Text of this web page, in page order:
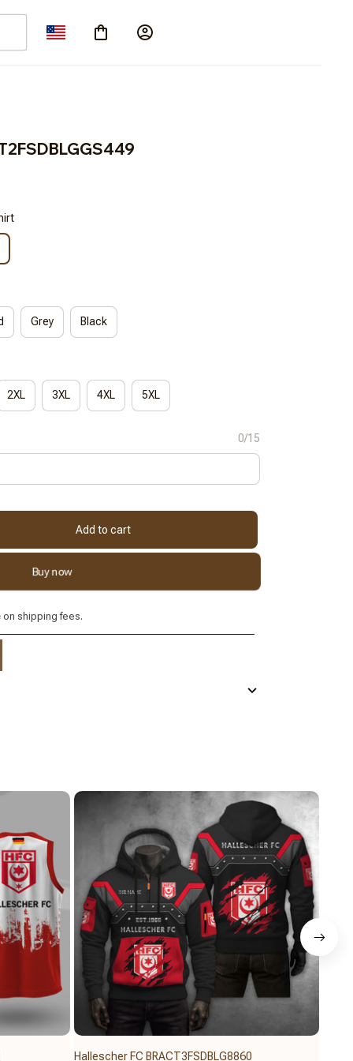
Grey Black
2XL 3XL 4XL 5XL
0/15
Add to cart
Buy now
on shipping fees.
Hallescher FC BRACT3FSDBLG8860